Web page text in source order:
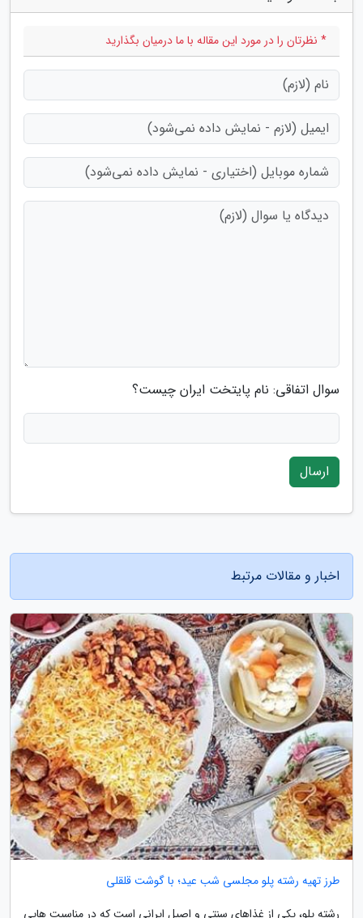
* نظرتان را در مورد این مقاله با ما درمیان بگذارید
سوال اتفاقی: نام پایتخت ایران چیست؟
ارسال
اخبار و مقالات مرتبط
طرز تهیه رشته پلو مجلسی شب عید؛ با گوشت قلقلی
رشته پلو، یکی از غذاهای سنتی و اصیل ایرانی است که در مناسبت هایی